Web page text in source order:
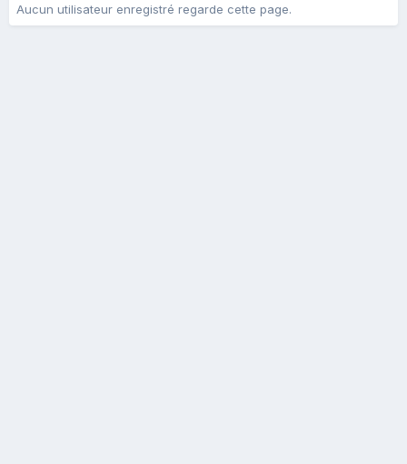
Aucun utilisateur enregistré regarde cette page.